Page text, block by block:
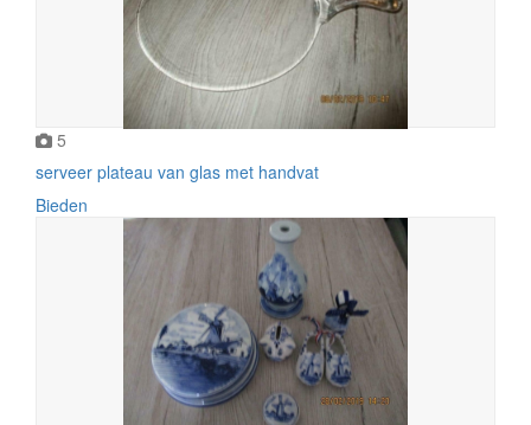
5
serveer plateau van glas met handvat
Bieden